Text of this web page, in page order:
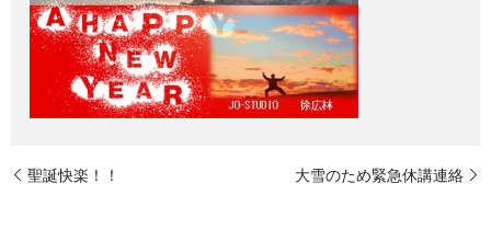
聖誕快楽！！ 大雪のため緊急休講連絡